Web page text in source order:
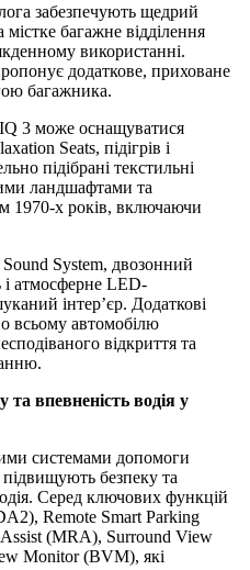
забезпечують щедрий
багажне відділення
використанні.
додаткове, приховане
багажника.
3 може оснащуватися
Seats, підігрів і
підібрані текстильні
ландшафтами та
1970-х років, включаючи
System, двозонний
і атмосферне LED-
інтер’єр. Додаткові
всьому автомобілю
відкриття та
та впевненість водія у
системами допомоги
підвищують безпеку та
Серед ключових функцій
Remote Smart Parking
(MRA), Surround View
Monitor (BVM), які